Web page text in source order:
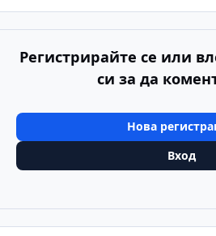
Регистрирайте се или
си за да
Нова
Вход